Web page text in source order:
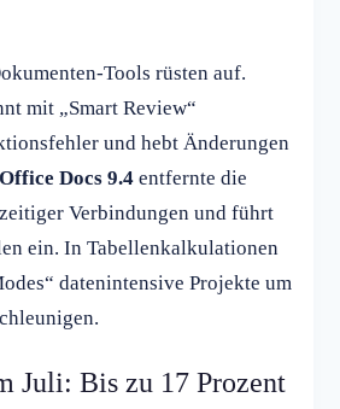
Tools rüsten auf.
mit „Smart Review“
und hebt Änderungen
Docs 9.4 entfernte die
Verbindungen und führt
ein. In Tabellenkalkulationen
datenintensive Projekte um
Juli: Bis zu 17 Prozent